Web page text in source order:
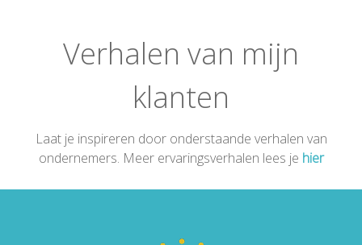
Verhalen van mijn
klanten
Laat je inspireren door onderstaande verhalen van
ondernemers. Meer ervaringsverhalen lees je hier